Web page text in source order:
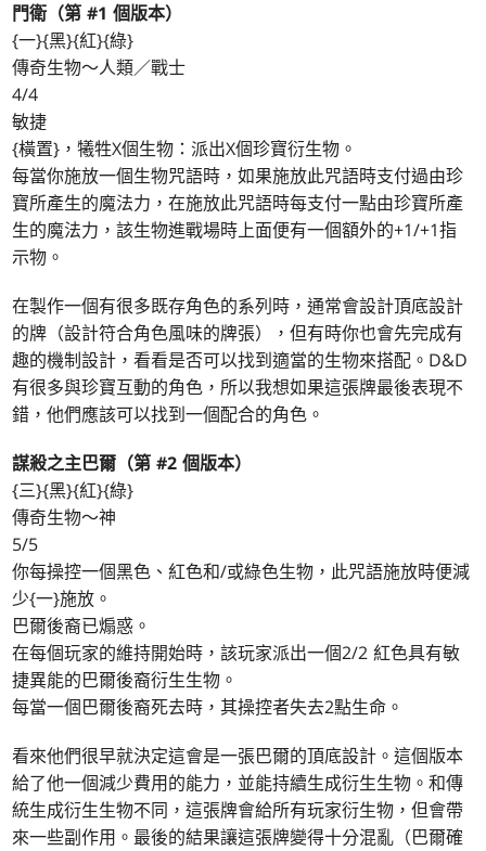
門衛（第 #1 個版本）
{一}{黑}{紅}{綠}
傳奇生物～人類／戰士
4/4
敏捷
{橫置}，犧牲X個生物：派出X個珍寶衍生物。
每當你施放一個生物咒語時，如果施放此咒語時支付過由珍
寶所產生的魔法力，在施放此咒語時每支付一點由珍寶所產
生的魔法力，該生物進戰場時上面便有一個額外的+1/+1指
示物。
在製作一個有很多既存角色的系列時，通常會設計頂底設計
的牌（設計符合角色風味的牌張），但有時你也會先完成有
趣的機制設計，看看是否可以找到適當的生物來搭配。D&D
有很多與珍寶互動的角色，所以我想如果這張牌最後表現不
錯，他們應該可以找到一個配合的角色。
謀殺之主巴爾（第 #2 個版本）
{三}{黑}{紅}{綠}
傳奇生物～神
5/5
你每操控一個黑色、紅色和/或綠色生物，此咒語施放時便減
少{一}施放。
巴爾後裔已煽惑。
在每個玩家的維持開始時，該玩家派出一個2/2 紅色具有敏
捷異能的巴爾後裔衍生生物。
每當一個巴爾後裔死去時，其操控者失去2點生命。
看來他們很早就決定這會是一張巴爾的頂底設計。這個版本
給了他一個減少費用的能力，並能持續生成衍生生物。和傳
統生成衍生生物不同，這張牌會給所有玩家衍生物，但會帶
來一些副作用。最後的結果讓這張牌變得十分混亂（巴爾確